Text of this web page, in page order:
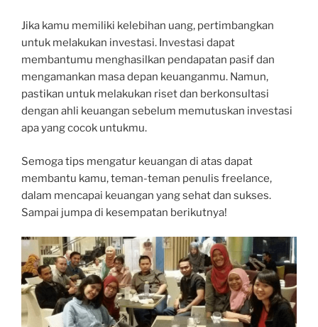
Jika kamu memiliki kelebihan uang, pertimbangkan
untuk melakukan investasi. Investasi dapat
membantumu menghasilkan pendapatan pasif dan
mengamankan masa depan keuanganmu. Namun,
pastikan untuk melakukan riset dan berkonsultasi
dengan ahli keuangan sebelum memutuskan investasi
apa yang cocok untukmu.
Semoga tips mengatur keuangan di atas dapat
membantu kamu, teman-teman penulis freelance,
dalam mencapai keuangan yang sehat dan sukses.
Sampai jumpa di kesempatan berikutnya!